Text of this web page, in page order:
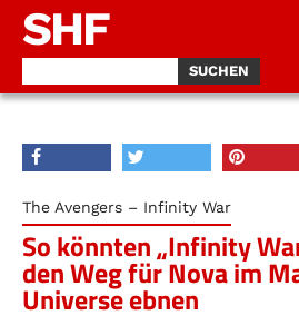
SHF
The Avengers – Infinity War
So könnten „Infinity
den Weg für Nova im
Universe ebnen